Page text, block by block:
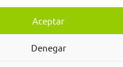
Aceptar
Denegar